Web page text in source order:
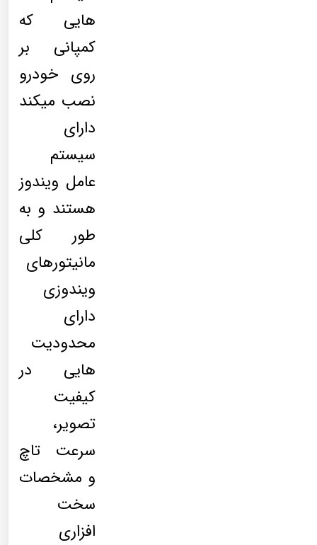
هایی که
کمپانی بر
روی خودرو
نصب میکند
دارای
سیستم
عامل ویندوز
هستند و به
طور کلی
مانیتورهای
ویندوزی
دارای
محدودیت
هایی در
کیفیت
تصویر،
سرعت تاچ
و مشخصات
سخت
افزاری